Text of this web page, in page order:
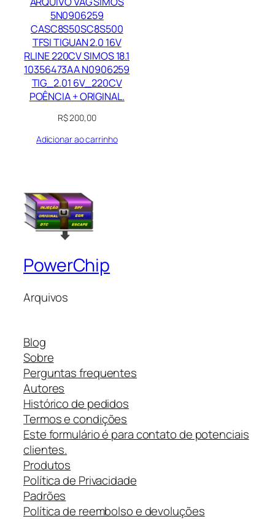
5N0906259
CASC8S50SC8S500
TFSI TIGUAN 2.0 16V
RLINE 220CV SIMOS 18.1
10356473AA N0906259
TIG_2.01 6V_220CV
POÊNCIA + ORIGINAL.
R$200,00
Adicionar ao carrinho
PowerChip
Arquivos
Blog
Sobre
Perguntas frequentes
Autores
Histórico de pedidos
Termos e condições
Este formulário é para contato de potenciais
clientes.
Produtos
Política de Privacidade
Padrões
Política de reembolso e devoluções